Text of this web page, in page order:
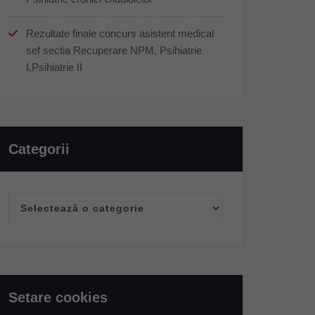
Rezultate finale concurs asistent medical
sef sectia Recuperare NPM, Psihiatrie
I,Psihiatrie II
Categorii
Setare cookies